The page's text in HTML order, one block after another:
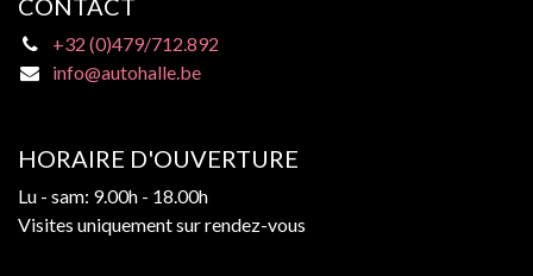
CONTACT
+32 (0)479/712.892
info@autohalle.be
HORAIRE D'OUVERTURE
Lu - sam: 9.00h - 18.00h
Visites uniquement sur rendez-vous